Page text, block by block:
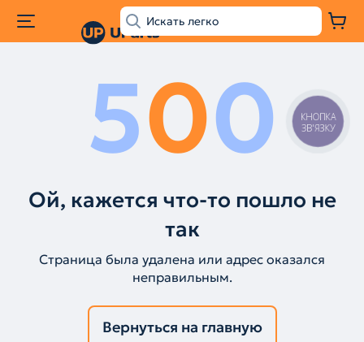
500
Ой, кажется что-то пошло не
так
Страница была удалена или адрес оказался
неправильным.
Вернуться на главную
КНОПКА
ЗВ'ЯЗКУ